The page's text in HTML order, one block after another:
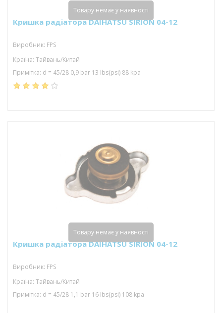
Кришка радіатора DAIHATSU SIRION 04-12
Виробник: FPS
Країна: Тайвань/Китай
Примітка: d = 45/28 0,9 bar 13 lbs(psi) 88 kpa
Товару немає у наявності
Кришка радіатора DAIHATSU SIRION 04-12
Виробник: FPS
Країна: Тайвань/Китай
Примітка: d = 45/28 1,1 bar 16 lbs(psi) 108 kpa
Товару немає у наявності